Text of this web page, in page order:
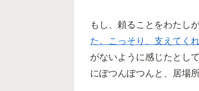
もし、頼ることをわたし
た。こっそり、支えてく
がないように感じたとし
にぽつんぽつんと、居場